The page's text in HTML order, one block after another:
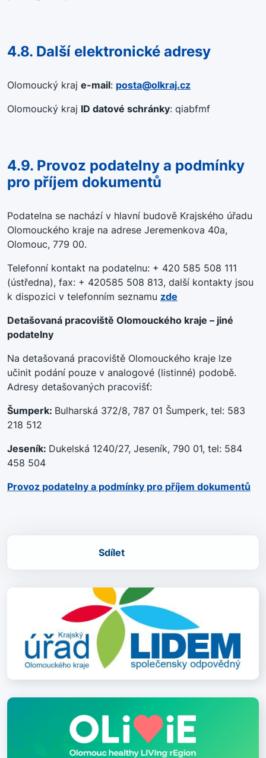
4.8. Další elektronické adresy
Olomoucký kraj e-mail: posta@olkraj.cz
Olomoucký kraj ID datové schránky: qiabfmf
4.9. Provoz podatelny a podmínky
pro příjem dokumentů
Podatelna se nachází v hlavní budově Krajského úřadu
Olomouckého kraje na adrese Jeremenkova 40a,
Olomouc, 779 00.
Telefonní kontakt na podatelnu: + 420 585 508 111
(ústředna), fax: + 420585 508 813, další kontakty jsou
k dispozici v telefonním seznamu zde
Detašovaná pracoviště Olomouckého kraje – jiné
podatelny
Na detašovaná pracoviště Olomouckého kraje lze
učinit podání pouze v analogové (listinné) podobě.
Adresy detašovaných pracovišť:
Šumperk: Bulharská 372/8, 787 01 Šumperk, tel: 583
218 512
Jeseník: Dukelská 1240/27, Jeseník, 790 01, tel: 584
458 504
Provoz podatelny a podmínky pro příjem dokumentů
Sdílet